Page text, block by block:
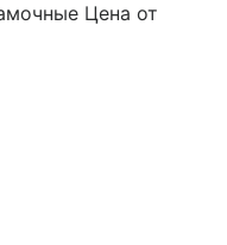
Цена от